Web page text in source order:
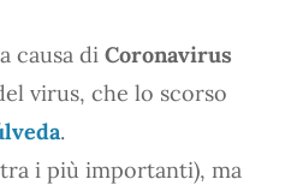
causa di Coronavirus
virus, che lo scorso
.
i più importanti), ma